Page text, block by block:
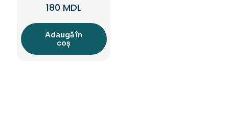
180 MDL
Adaugă în
coș